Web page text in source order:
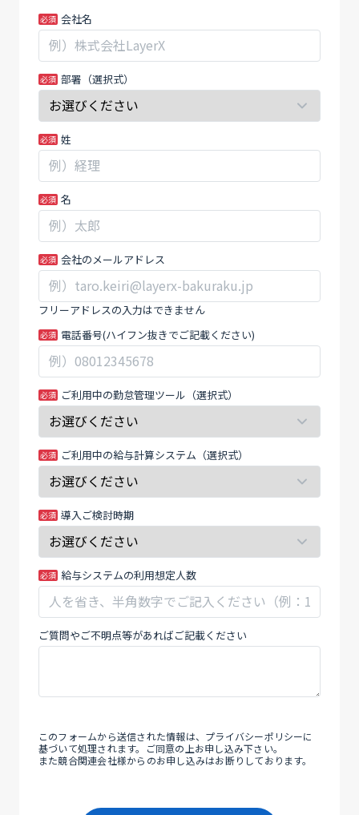
260508_MK_【給
与
WP】
【勤
怠
WP】
IPO
準
備
企
業
の
た
め
の
労
務
管
理
完
全
ガ
イ
ド
会社名
部署（選択式）
姓
名
会社のメールアドレス
フリーアドレスの入力はできません
電話番号(ハイフン抜きでご記載ください)
ご利用中の勤怠管理ツール（選択式）
ご利用中の給与計算システム（選択式）
導入ご検討時期
給与システムの利用想定人数
ご質問やご不明点等があればご記載ください
このフォームから送信された情報は、 プライバシーポリシーに
基づいて処理されます。ご同意の上お申し込み下さい。
また競合関連会社様からのお申し込みはお断りしております。
あ
な
た
が
人
間
の
場
合、
こ
の
フ
ィ
ー
ル
ド
は
空
白
の
ま
ま
に
し
て
く
だ
さ
い。